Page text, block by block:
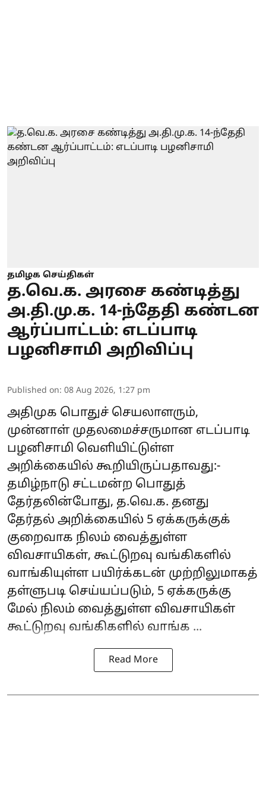
தமிழக செய்திகள்
த.வெ.க. அரசை கண்டித்து
அ.தி.மு.க. 14-ந்தேதி கண்டன
ஆர்ப்பாட்டம்: எடப்பாடி
பழனிசாமி அறிவிப்பு
Published on: 08 Aug 2026, 1:27 pm
அதிமுக பொதுச் செயலாளரும்,
முன்னாள் முதலமைச்சருமான எடப்பாடி
பழனிசாமி வெளியிட்டுள்ள
அறிக்கையில் கூறியிருப்பதாவது:-
தமிழ்நாடு சட்டமன்ற பொதுத்
தேர்தலின்போது, த.வெ.க. தனது
தேர்தல் அறிக்கையில் 5 ஏக்கருக்குக்
குறைவாக நிலம் வைத்துள்ள
விவசாயிகள், கூட்டுறவு வங்கிகளில்
வாங்கியுள்ள பயிர்க்கடன் முற்றிலுமாகத்
தள்ளுபடி செய்யப்படும், 5 ஏக்கருக்கு
மேல் நிலம் வைத்துள்ள விவசாயிகள்
கூட்டுறவு வங்கிகளில் வாங்க ...
Read More